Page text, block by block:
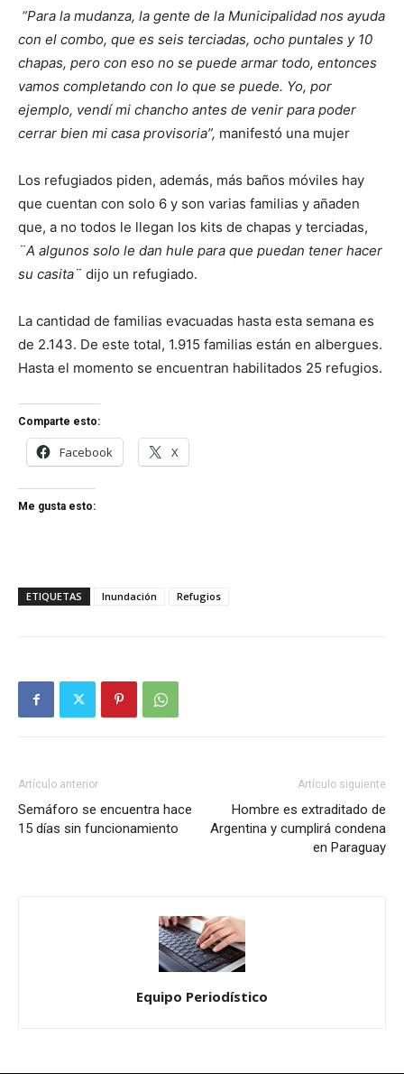
“Para la mudanza, la gente de la Municipalidad nos ayuda
con el combo, que es seis terciadas, ocho puntales y 10
chapas, pero con eso no se puede armar todo, entonces
vamos completando con lo que se puede. Yo, por
ejemplo, vendí mi chancho antes de venir para poder
cerrar bien mi casa provisoria”, manifestó una mujer
Los refugiados piden, además, más baños móviles hay
que cuentan con solo 6 y son varias familias y añaden
que, a no todos le llegan los kits de chapas y terciadas,
¨A algunos solo le dan hule para que puedan tener hacer
su casita¨ dijo un refugiado.
La cantidad de familias evacuadas hasta esta semana es
de 2.143. De este total, 1.915 familias están en albergues.
Hasta el momento se encuentran habilitados 25 refugios.
Comparte esto:
Facebook X
Me gusta esto:
ETIQUETAS Inundación Refugios
Artículo anterior
Semáforo se encuentra hace
15 días sin funcionamiento
Artículo siguiente
Hombre es extraditado de
Argentina y cumplirá condena
en Paraguay
Equipo Periodístico